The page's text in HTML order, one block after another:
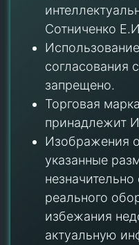
Сотниченко
согласования
запрещено.
Торговая
принадлежит
Изображения
указанные
незначительно
реального
избежания
актуальную